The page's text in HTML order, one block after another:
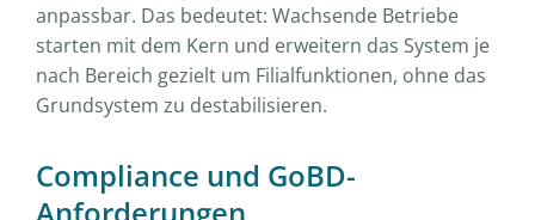
anpassbar. Das bedeutet: Wachsende Betriebe
starten mit dem Kern und erweitern das System je
nach Bereich gezielt um Filialfunktionen, ohne das
Grundsystem zu destabilisieren.
Compliance und GoBD-